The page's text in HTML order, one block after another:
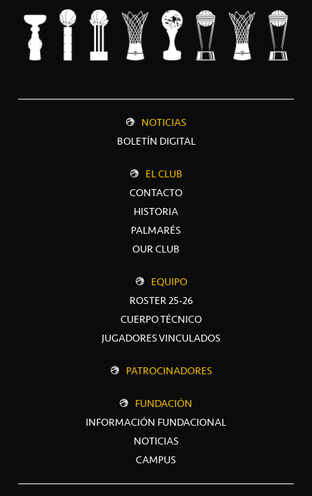
NOTICIAS
BOLETÍN DIGITAL
EL CLUB
CONTACTO
HISTORIA
PALMARÉS
OUR CLUB
EQUIPO
ROSTER 25-26
CUERPO TÉCNICO
JUGADORES VINCULADOS
PATROCINADORES
FUNDACIÓN
INFORMACIÓN FUNDACIONAL
NOTICIAS
CAMPUS